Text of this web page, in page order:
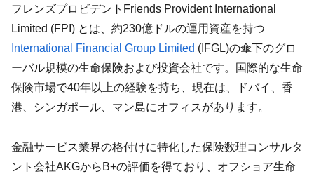
フレンズプロビデントFriends Provident International
Limited (FPI) とは、約230億ドルの運用資産を持つ
International Financial Group Limited (IFGL)の傘下のグロ
ーバル規模の生命保険および投資会社です。国際的な生命
保険市場で40年以上の経験を持ち、現在は、ドバイ、香
港、シンガポール、マン島にオフィスがあります。
金融サービス業界の格付けに特化した保険数理コンサルタ
ント会社AKGからB+の評価を得ており、オフショア生命